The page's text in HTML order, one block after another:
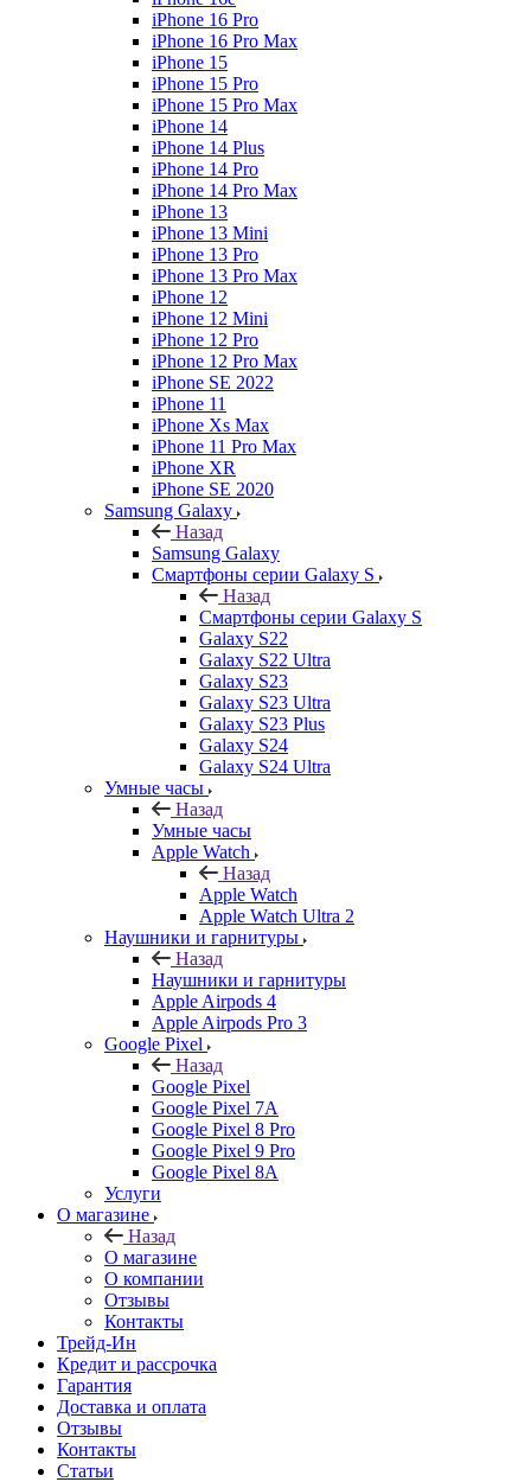
iPhone 16 Pro
iPhone 16 Pro Max
iPhone 15
iPhone 15 Pro
iPhone 15 Pro Max
iPhone 14
iPhone 14 Plus
iPhone 14 Pro
iPhone 14 Pro Max
iPhone 13
iPhone 13 Mini
iPhone 13 Pro
iPhone 13 Pro Max
iPhone 12
iPhone 12 Mini
iPhone 12 Pro
iPhone 12 Pro Max
iPhone SE 2022
iPhone 11
iPhone Xs Max
iPhone 11 Pro Max
iPhone XR
iPhone SE 2020
Samsung Galaxy
Назад
Samsung Galaxy
Смартфоны серии Galaxy S
Назад
Смартфоны серии Galaxy S
Galaxy S22
Galaxy S22 Ultra
Galaxy S23
Galaxy S23 Ultra
Galaxy S23 Plus
Galaxy S24
Galaxy S24 Ultra
Умные часы
Назад
Умные часы
Apple Watch
Назад
Apple Watch
Apple Watch Ultra 2
Наушники и гарнитуры
Назад
Наушники и гарнитуры
Apple Airpods 4
Apple Airpods Pro 3
Google Pixel
Назад
Google Pixel
Google Pixel 7А
Google Pixel 8 Pro
Google Pixel 9 Pro
Google Pixel 8A
Услуги
О магазине
Назад
О магазине
О компании
Отзывы
Контакты
Трейд-Ин
Кредит и рассрочка
Гарантия
Доставка и оплата
Отзывы
Контакты
Статьи